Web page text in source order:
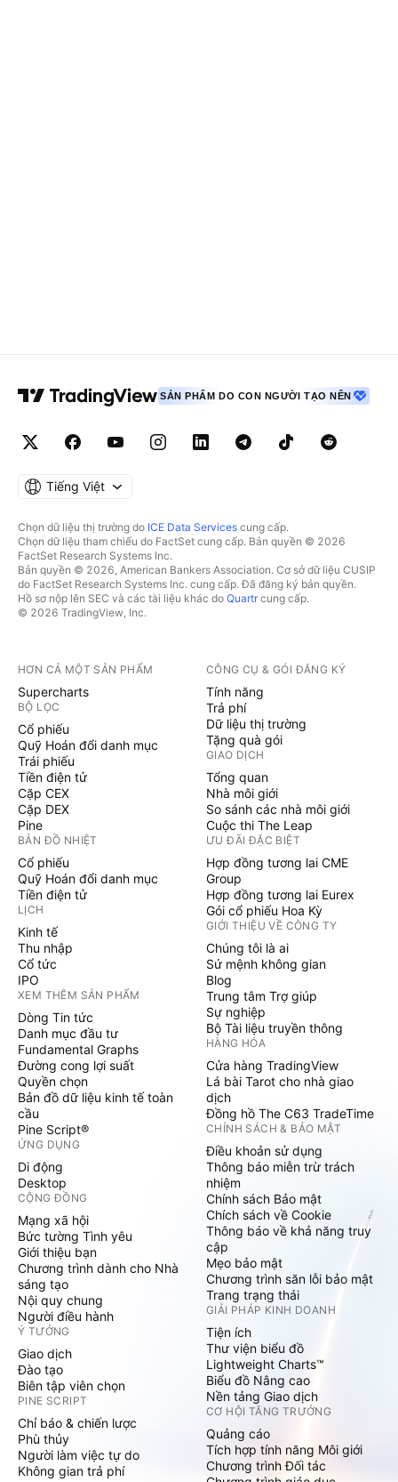
SẢN PHẨM DO CON NGƯỜI TẠO NÊN
Tiếng Việt
Chọn dữ liệu thị trường do ICE Data Services cung cấp.
Chọn dữ liệu tham chiếu do FactSet cung cấp. Bản quyền © 2026
FactSet Research Systems Inc.
Bản quyền © 2026, American Bankers Association. Cơ sở dữ liệu CUSIP
do FactSet Research Systems Inc. cung cấp. Đã đăng ký bản quyền.
Hồ sơ nộp lên SEC và các tài liệu khác do Quartrcung cấp.
© 2026 TradingView, Inc.
HƠN CẢ MỘT SẢN PHẨM
Supercharts
BỘ LỌC
Cổ phiếu
Quỹ Hoán đổi danh mục
Trái phiếu
Tiền điện tử
Cặp CEX
Cặp DEX
Pine
BẢN ĐỒ NHIỆT
Cổ phiếu
Quỹ Hoán đổi danh mục
Tiền điện tử
LỊCH
Kinh tế
Thu nhập
Cổ tức
IPO
XEM THÊM SẢN PHẨM
Dòng Tin tức
Danh mục đầu tư
Fundamental Graphs
Đường cong lợi suất
Quyền chọn
Bản đồ dữ liệu kinh tế toàn
cầu
Pine Script®
ỨNG DỤNG
Di động
Desktop
CỘNG ĐỒNG
Mạng xã hội
Bức tường Tình yêu
Giới thiệu bạn
Chương trình dành cho Nhà
sáng tạo
Nội quy chung
Người điều hành
Ý TƯỞNG
Giao dịch
Đào tạo
Biên tập viên chọn
PINE SCRIPT
Chỉ báo & chiến lược
Phù thủy
Người làm việc tự do
Không gian trả phí
CÔNG CỤ & GÓI ĐĂNG KÝ
Tính năng
Trả phí
Dữ liệu thị trường
Tặng quà gói
GIAO DỊCH
Tổng quan
Nhà môi giới
So sánh các nhà môi giới
Cuộc thi The Leap
ƯU ĐÃI ĐẶC BIỆT
Hợp đồng tương lai CME
Group
Hợp đồng tương lai Eurex
Gói cổ phiếu Hoa Kỳ
GIỚI THIỆU VỀ CÔNG TY
Chúng tôi là ai
Sứ mệnh không gian
Blog
Trung tâm Trợ giúp
Sự nghiệp
Bộ Tài liệu truyền thông
HÀNG HÓA
Cửa hàng TradingView
Lá bài Tarot cho nhà giao
dịch
Đồng hồ The C63 TradeTime
CHÍNH SÁCH & BẢO MẬT
Điều khoản sử dụng
Thông báo miễn trừ trách
nhiệm
Chính sách Bảo mật
Chích sách về Cookie
Thông báo về khả năng truy
cập
Mẹo bảo mật
Chương trình săn lỗi bảo mật
Trang trạng thái
GIẢI PHÁP KINH DOANH
Tiện ích
Thư viện biểu đồ
Lightweight Charts™
Biểu đồ Nâng cao
Nền tảng Giao dịch
CƠ HỘI TĂNG TRƯỞNG
Quảng cáo
Tích hợp tính năng Môi giới
Chương trình Đối tác